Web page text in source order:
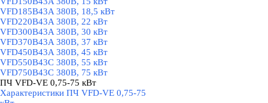
VFD185B43A 380В, 18,5 кВт
VFD220B43A 380В, 22 кВт
VFD300B43A 380В, 30 кВт
VFD370B43A 380В, 37 кВт
VFD450B43A 380В, 45 кВт
VFD550B43C 380В, 55 кВт
VFD750B43C 380В, 75 кВт
ПЧ VFD-VE 0,75-75 кВт
Характеристики ПЧ VFD-VE 0,75-75